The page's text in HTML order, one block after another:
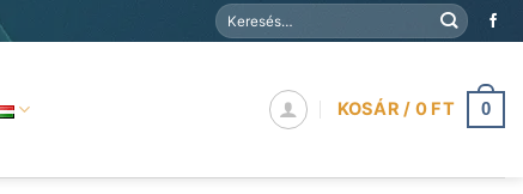
Keresés
a
KOSÁR / 0 FT 0